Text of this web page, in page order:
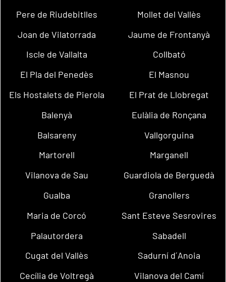
Pere de Riudebitlles
Mollet del Vallès
Joan de Vilatorrada
Jaume de Frontanyà
Iscle de Vallalta
Collbató
El Pla del Penedès
El Masnou
Els Hostalets de Pierola
El Prat de Llobregat
Balenyà
Eulàlia de Ronçana
Balsareny
Vallgorguina
Martorell
Marganell
Vilanova de Sau
Guardiola de Berguedà
Gualba
Granollers
Maria de Corcó
Sant Esteve Sesrovires
Palautordera
Sabadell
Cugat del Vallès
Sadurní d´Anoia
Cecília de Voltregà
Vilanova del Camí